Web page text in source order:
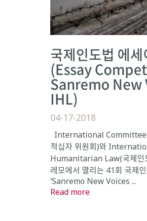
국제인도법 에
(Essay
Sanremo New
IHL)
04-17-2018
International Committee
적십자 위원회)와
Humanitarian Law(국제인
레모에서 열리는 41회 국제
‘Sanremo New Voices ...
Read more